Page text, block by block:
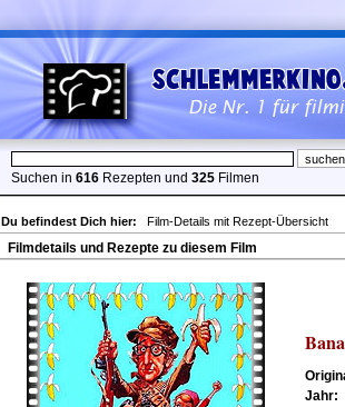
Suchen in 616 Rezepten und 325 Filmen
Du befindest Dich hier: Film-Details mit Rezept-Übersicht
Filmdetails und Rezepte zu diesem Film
Jahr: